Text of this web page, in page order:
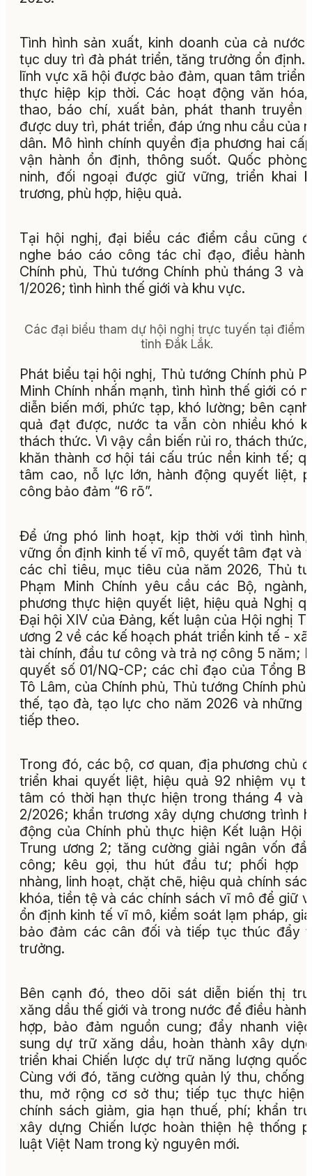
Tình hình sản xuất, kinh doanh của cả nước
tục duy trì đà phát triển, tăng trưởng ổn định.
lĩnh vực xã hội được bảo đảm, quan tâm triển
thực hiệp kịp thời. Các hoạt động văn hóa,
thao, báo chí, xuất bản, phát thanh truyền
được duy trì, phát triển, đáp ứng nhu cầu của
dân. Mô hình chính quyền địa phương hai
vận hành ổn định, thông suốt. Quốc
ninh, đối ngoại được giữ vững, triển khai
trương, phù hợp, hiệu quả.
Tại hội nghị, đại biểu các điểm cầu cũng
nghe báo cáo công tác chỉ đạo, điều hành
Chính phủ, Thủ tướng Chính phủ tháng 3 và
1/2026; tình hình thế giới và khu vực.
Các đại biểu tham dự hội nghị trực tuyến tại điểm
tỉnh Đắk Lắk.
Phát biểu tại hội nghị, Thủ tướng Chính phủ
Minh Chính nhấn mạnh, tình hình thế giới có
diễn biến mới, phức tạp, khó lường; bên
quả đạt được, nước ta vẫn còn nhiều khó
thách thức. Vì vậy cần biến rủi ro, thách thức,
khăn thành cơ hội tái cấu trúc nền kinh tế;
tâm cao, nỗ lực lớn, hành động quyết liệt,
công bảo đảm “6 rõ”.
Để ứng phó linh hoạt, kịp thời với tình
vững ổn định kinh tế vĩ mô, quyết tâm đạt và
các chỉ tiêu, mục tiêu của năm 2026, Thủ
Phạm Minh Chính yêu cầu các Bộ,
phương thực hiện quyết liệt, hiệu quả Nghị
Đại hội XIV của Đảng, kết luận của Hội nghị
ương 2 về các kế hoạch phát triển kinh tế - xã
tài chính, đầu tư công và trả nợ công 5 năm;
quyết số 01/NQ-CP; các chỉ đạo của Tổng
Tô Lâm, của Chính phủ, Thủ tướng Chính
thế, tạo đà, tạo lực cho năm 2026 và những
tiếp theo.
Trong đó, các bộ, cơ quan, địa phương chủ
triển khai quyết liệt, hiệu quả 92 nhiệm vụ
tâm có thời hạn thực hiện trong tháng 4 và
2/2026; khẩn trương xây dựng chương trình
động của Chính phủ thực hiện Kết luận Hội
Trung ương 2; tăng cường giải ngân vốn
công; kêu gọi, thu hút đầu tư; phối hợp
nhàng, linh hoạt, chặt chẽ, hiệu quả chính
khóa, tiền tệ và các chính sách vĩ mô để giữ
ổn định kinh tế vĩ mô, kiểm soát lạm pháp,
bảo đảm các cân đối và tiếp tục thúc đẩy
trưởng.
Bên cạnh đó, theo dõi sát diễn biến thị
xăng dầu thế giới và trong nước để điều hành
hợp, bảo đảm nguồn cung; đẩy nhanh
sung dự trữ xăng dầu, hoàn thành xây
triển khai Chiến lược dự trữ năng lượng quốc
Cùng với đó, tăng cường quản lý thu, chống
thu, mở rộng cơ sở thu; tiếp tục thực hiện
chính sách giảm, gia hạn thuế, phí; khẩn
xây dựng Chiến lược hoàn thiện hệ thống
luật Việt Nam trong kỷ nguyên mới.